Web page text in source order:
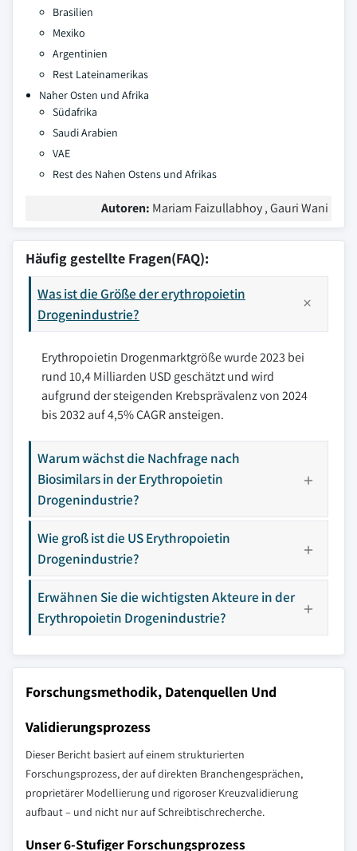
Brasilien
Mexiko
Argentinien
Rest Lateinamerikas
Naher Osten und Afrika
Südafrika
Saudi Arabien
VAE
Rest des Nahen Ostens und Afrikas
Autoren: Mariam Faizullabhoy , Gauri Wani
Häufig gestellte Fragen(FAQ):
Was ist die Größe der erythropoietin
Drogenindustrie?
Erythropoietin Drogenmarktgröße wurde 2023 bei
rund 10,4 Milliarden USD geschätzt und wird
aufgrund der steigenden Krebsprävalenz von 2024
bis 2032 auf 4,5% CAGR ansteigen.
Warum wächst die Nachfrage nach
Biosimilars in der Erythropoietin
Drogenindustrie?
Wie groß ist die US Erythropoietin
Drogenindustrie?
Erwähnen Sie die wichtigsten Akteure in der
Erythropoietin Drogenindustrie?
Forschungsmethodik, Datenquellen Und
Validierungsprozess
Dieser Bericht basiert auf einem strukturierten
Forschungsprozess, der auf direkten Branchengesprächen,
proprietärer Modellierung und rigoroser Kreuzvalidierung
aufbaut – und nicht nur auf Schreibtischrecherche.
Unser 6-Stufiger Forschungsprozess